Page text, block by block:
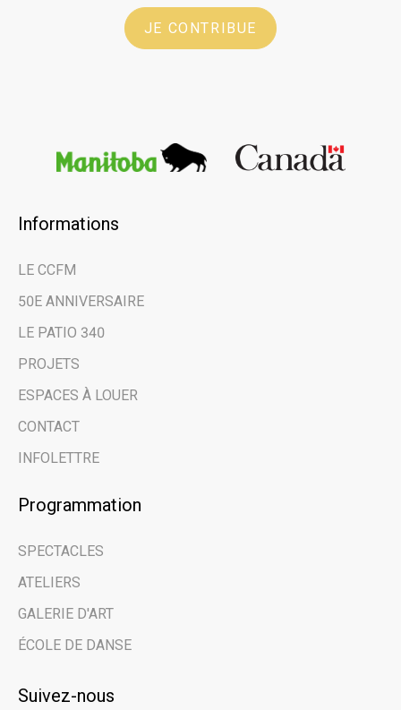
JE CONTRIBUE
Informations
LE CCFM
50E ANNIVERSAIRE
LE PATIO 340
PROJETS
ESPACES À LOUER
CONTACT
INFOLETTRE
Programmation
SPECTACLES
ATELIERS
GALERIE D'ART
ÉCOLE DE DANSE
Suivez-nous
Restez au courant
des dernières
nouvelles et des
évènements à venir
grâce à notre
infolettre.
Email address
Nom de famille | Last Name
Nom de votre organisme | Name of your